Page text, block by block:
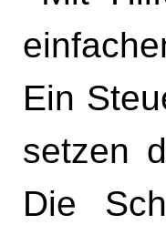
Ein
setzen
Die